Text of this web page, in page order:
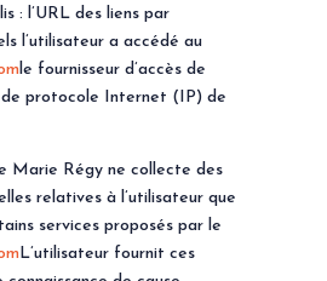
: l’URL des liens par
l’utilisateur a accédé au
le fournisseur d’accès de
de protocole Internet (IP) de
Marie Régy ne collecte des
relatives à l’utilisateur que
services proposés par le
L’utilisateur fournit ces